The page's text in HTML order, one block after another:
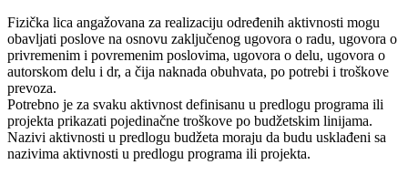
Fizička lica angažovana za realizaciju određenih aktivnosti mogu
obavljati poslove na osnovu zaključenog ugovora o radu, ugovora o
privremenim i povremenim poslovima, ugovora o delu, ugovora o
autorskom delu i dr, a čija naknada obuhvata, po potrebi i troškove
prevoza.
Potrebno je za svaku aktivnost definisanu u predlogu programa ili
projekta prikazati pojedinačne troškove po budžetskim linijama.
Nazivi aktivnosti u predlogu budžeta moraju da budu usklađeni sa
nazivima aktivnosti u predlogu programa ili projekta.